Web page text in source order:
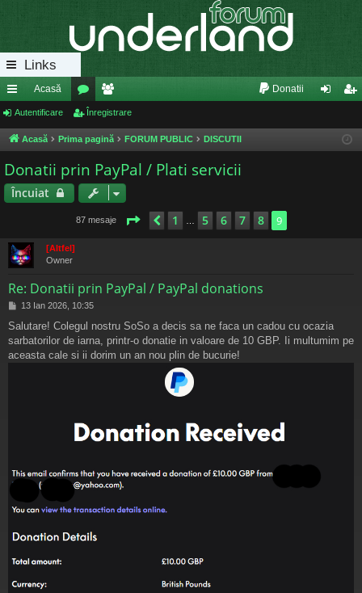
Links
eg
ăt
uri
ra
Acasă
or
u
m
uri
e
m
Donatii
eg
Autentificare Înregistrare
Acasă Prima pagină FORUM PUBLIC DISCUTII
Donatii prin PayPal / Plati servicii
Încuiat
87 mesaje Pagina din
Anterior
1 5 6 7 8 9
[Altfel]
Owner
Re: Donatii prin PayPal / PayPal donations
M
s
a
j
13 Ian 2026, 10:35
Salutare! Colegul nostru SoSo a decis sa ne faca un cadou cu ocazia
sarbatorilor de iarna, printr-o donatie in valoare de 10 GBP. Ii multumim pe
aceasta cale si ii dorim un an nou plin de bucurie!